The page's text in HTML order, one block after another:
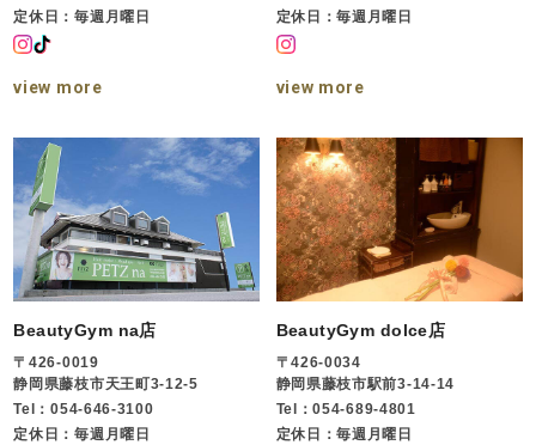
定休日：毎週月曜日
view more
定休日：毎週月曜日
view more
BeautyGym na店
〒426-0019
静岡県藤枝市天王町3-12-5
Tel：054-646-3100
定休日：毎週月曜日
BeautyGym dolce店
〒426-0034
静岡県藤枝市駅前3-14-14
Tel：054-689-4801
定休日：毎週月曜日